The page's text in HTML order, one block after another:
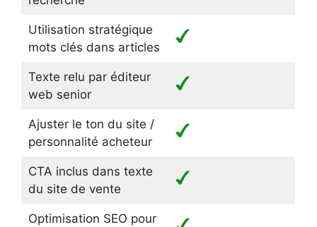
Utilisation stratégique
mots clés dans articles
Texte relu par éditeur
web senior
Ajuster le ton du site /
personnalité acheteur
CTA inclus dans texte
du site de vente
Optimisation SEO pour